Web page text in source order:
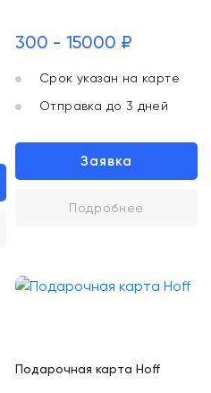
300 - 15000 ₽
Срок указан на карте
Отправка до 3 дней
Заявка
Подробнее
Подарочная карта Hoff